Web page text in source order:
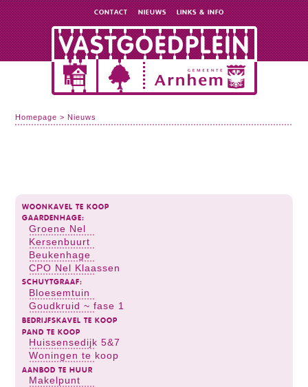
CONTACT NIEUWS LINKS & INFO
Homepage > Nieuws
WOONKAVEL TE KOOP
GAARDENHAGE:
Groene Nel
Kersenbuurt
Beukenhage
CPO Nel Klaassen
SCHUYTGRAAF:
Bloesemtuin
Goudkruid ~ fase 1
BEDRIJFSKAVEL TE KOOP
PAND TE KOOP
Huissensedijk 5&7
Woningen te koop
AANBOD TE HUUR
Makelpunt